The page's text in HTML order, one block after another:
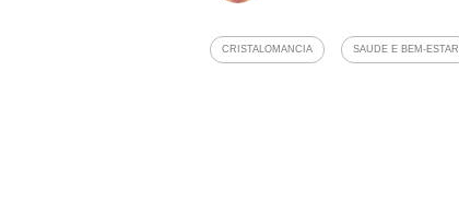
CRISTALOMANCIA SAUDE E BEM-ESTAR